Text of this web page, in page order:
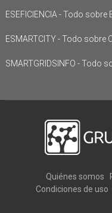
ESEFICIENCIA - Todo sobre
ESMARTCITY - Todo sobre
SMARTGRIDSINFO - Todo
Quiénes somos
Condiciones de uso